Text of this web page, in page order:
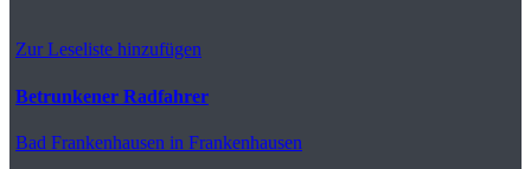
Zur Leseliste hinzufügen
Betrunkener Radfahrer
Bad Frankenhausen in Frankenhausen